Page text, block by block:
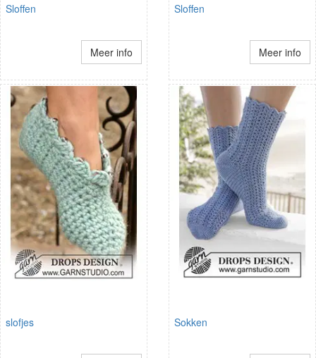
Sloffen
Meer info
Sloffen
Meer info
slofjes Sokken